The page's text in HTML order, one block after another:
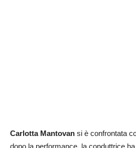
Carlotta Mantovan si è confrontata
dopo la performance, la conduttrice ha